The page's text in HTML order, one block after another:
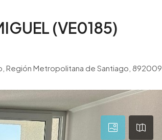
(VE0185)
Región Metropolitana de Santiago,